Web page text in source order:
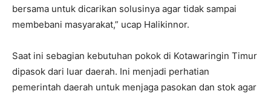
bersama untuk dicarikan solusinya agar tidak sampai
membebani masyarakat,” ucap Halikinnor.
Saat ini sebagian kebutuhan pokok di Kotawaringin Timur
dipasok dari luar daerah. Ini menjadi perhatian
pemerintah daerah untuk menjaga pasokan dan stok agar